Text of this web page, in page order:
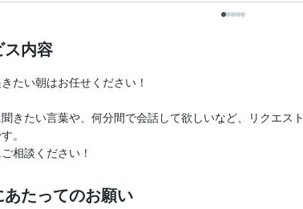
内容
たい朝はお任せください！
きたい言葉や、何分間で会話して欲しいなど、リクエスト
。
相談ください！
あたってのお願い